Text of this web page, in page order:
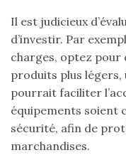
Il est judicieux
d’investir. Par
charges, optez pour
produits plus légers,
pourrait faciliter
équipements soient
sécurité, afin de
marchandises.